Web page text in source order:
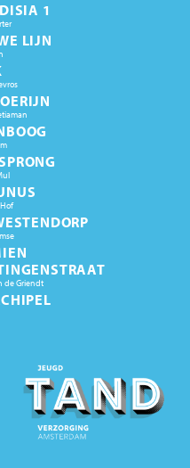
1
LIJN
de Griendt